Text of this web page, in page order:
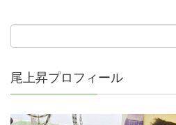
尾上昇プロフィール